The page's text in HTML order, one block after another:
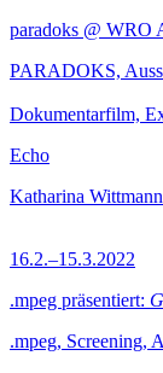
paradoks @ WRO
PARADOKS,
Dokumentarfilm,
Echo
Katharina Wittmann
16.2.–15.3.2022
.mpeg präsentiert:
.mpeg, Screening,